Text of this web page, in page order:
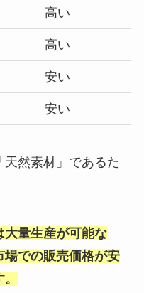
高い
高い
安い
安い
然素材」であるた
大量生産が可能な
場での販売価格が安